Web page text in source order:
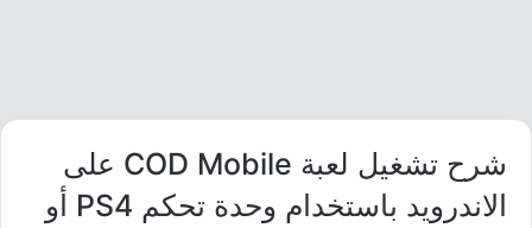
شرح تشغيل لعبة COD Mobile على
الاندرويد باستخدام وحدة تحكم PS4 أو